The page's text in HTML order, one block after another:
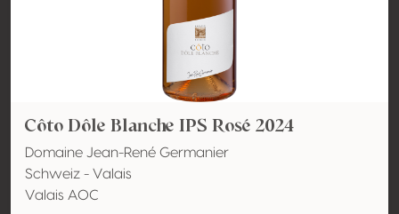
Côto Dôle Blanche IPS Rosé 2024
Domaine Jean-René Germanier
Schweiz - Valais
Valais AOC